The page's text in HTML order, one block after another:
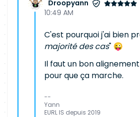
Droopyann
10:49 AM
C'est pourquoi j'ai bien
majorité des cas" 😜
Il faut un bon
pour que ça marche.
--
Yann
EURL IS depuis 2019